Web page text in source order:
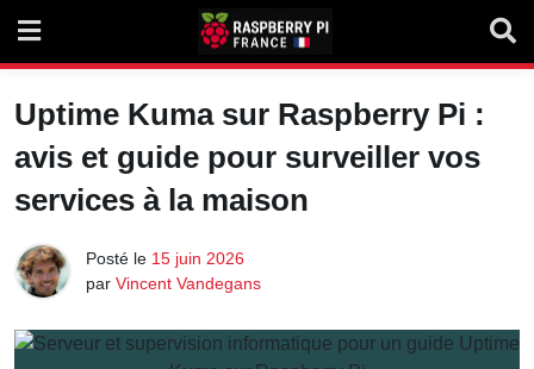
content
Uptime Kuma sur Raspberry Pi :
avis et guide pour surveiller vos
services à la maison
Posté le 15 juin 2026
par Vincent Vandegans